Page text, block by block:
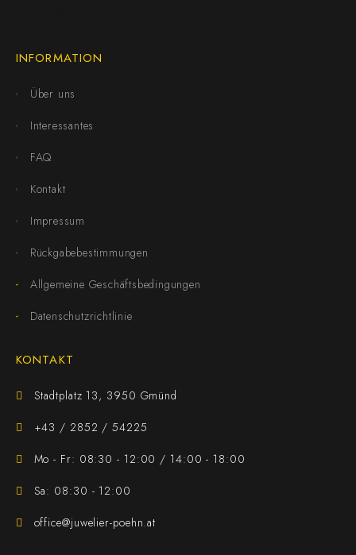
INFORMATION
Über uns
Interessantes
FAQ
Kontakt
Impressum
Rückgabebestimmungen
Allgemeine Geschäftsbedingungen
Datenschutzrichtlinie
KONTAKT
Stadtplatz 13, 3950 Gmünd
+43 / 2852 / 54225
Mo - Fr: 08:30 - 12:00 / 14:00 - 18:00
Sa: 08:30 - 12:00
office@juwelier-poehn.at